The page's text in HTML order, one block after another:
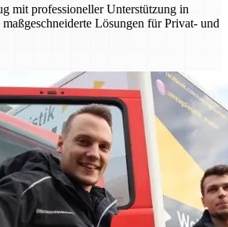
mit professioneller Unterstützung in
Lösungen für Privat- und